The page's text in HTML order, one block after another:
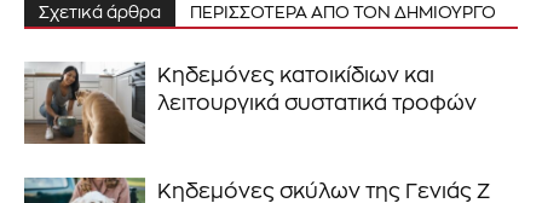
Σχετικά άρθρα ΠΕΡΙΣΣΟΤΕΡΑ ΑΠΟ ΤΟΝ ΔΗΜΙΟΥΡΓΟ
Κηδεμόνες κατοικίδιων και
λειτουργικά συστατικά τροφών
Κηδεμόνες σκύλων της Γενιάς Ζ